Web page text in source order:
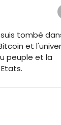
tombé
et
peuple et la